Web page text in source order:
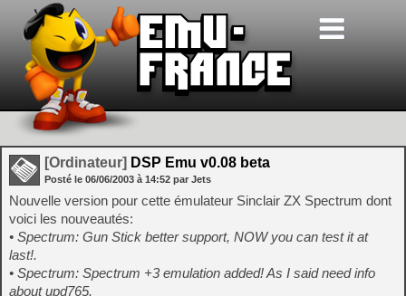
[Ordinateur] DSP Emu v0.08 beta
Posté le 06/06/2003 à 14:52 par Jets
Nouvelle version pour cette émulateur Sinclair ZX Spectrum dont
voici les nouveautés:
• Spectrum: Gun Stick better support, NOW you can test it at
last!.
• Spectrum: Spectrum +3 emulation added! As I said need info
about upd765.